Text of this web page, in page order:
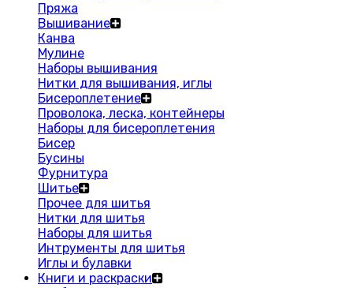
Пряжа
Вышивание
Канва
Мулине
Наборы вышивания
Нитки для вышивания, иглы
Бисероплетение
Проволока, леска, контейнеры
Наборы для бисероплетения
Бисер
Бусины
Фурнитура
Шитье
Прочее для шитья
Нитки для шитья
Наборы для шитья
Интрументы для шитья
Иглы и булавки
Книги и раскраски